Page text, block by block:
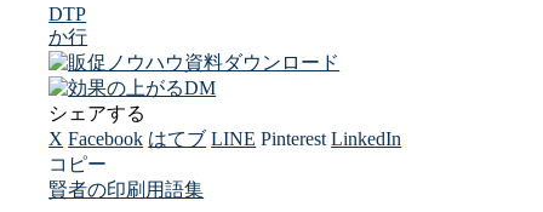
DTP
か行
シェアする
X Facebook はてブ LINE Pinterest LinkedIn
コピー
賢者の印刷用語集